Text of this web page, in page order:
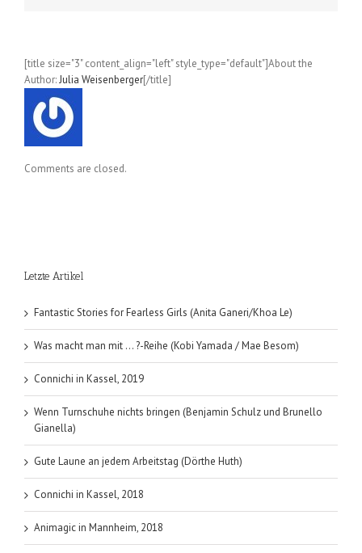
[title size="3" content_align="left" style_type="default"]About the
Author:Julia Weisenberger[/title]
Comments are closed.
Letzte Artikel
Fantastic Stories for Fearless Girls (Anita Ganeri/Khoa Le)
Was macht man mit … ?-Reihe (Kobi Yamada / Mae Besom)
Connichi in Kassel, 2019
Wenn Turnschuhe nichts bringen (Benjamin Schulz und Brunello
Gianella)
Gute Laune an jedem Arbeitstag (Dörthe Huth)
Connichi in Kassel, 2018
Animagic in Mannheim, 2018